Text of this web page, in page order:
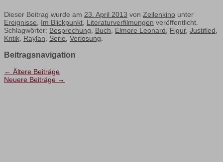
Dieser Beitrag wurde am 23. April 2013 von Zeilenkino unter
Ereignisse
Im Blickpunkt Literaturverfilmungen veröffentlicht.
Schlagwörter: Besprechung Buch Elmore Leonard Figur, Justified
Kritik Raylan Serie Verlosung
Beitragsnavigation
← Ältere Beiträge
Neuere Beiträge →